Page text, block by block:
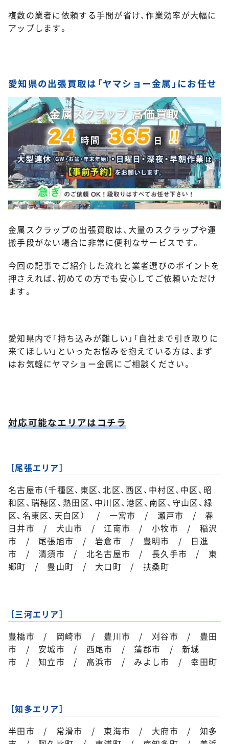
複数の業者に依頼する手間が省け、作業効率が大幅に
アップします。
愛知県の出張買取は「ヤマショー金属」にお任せ
金属スクラップの出張買取は、大量のスクラップや運
搬手段がない場合に非常に便利なサービスです。
今回の記事でご紹介した流れと業者選びのポイントを
押さえれば、初めての方でも安心してご依頼いただけ
ます。
愛知県内で「持ち込みが難しい」「自社まで引き取りに
来てほしい」といったお悩みを抱えている方は、まず
はお気軽にヤマショー金属にご相談ください。
対応可能なエリアはコチラ
［尾張エリア］
名古屋市（千種区、東区、北区、西区、中村区、中区、昭
和区、瑞穂区、熱田区、中川区、港区、南区、守山区、緑
区、名東区、天白区） / 一宮市 / 瀬戸市 / 春
日井市 / 犬山市 / 江南市 / 小牧市 / 稲沢
市 / 尾張旭市 / 岩倉市 / 豊明市 / 日進
市 / 清須市 / 北名古屋市 / 長久手市 / 東
郷町 / 豊山町 / 大口町 / 扶桑町
［三河エリア］
豊橋市 / 岡崎市 / 豊川市 / 刈谷市 / 豊田
市 / 安城市 / 西尾市 / 蒲郡市 / 新城
市 / 知立市 / 高浜市 / みよし市 / 幸田町
［知多エリア］
半田市 / 常滑市 / 東海市 / 大府市 / 知多